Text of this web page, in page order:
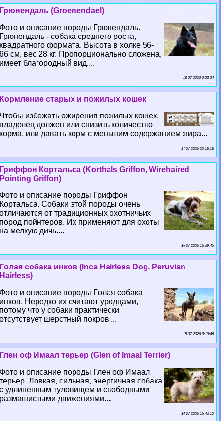
Грюнендаль (Groenendael)
Фото и описание породы Грюнендаль.
Грюнендаль - собака среднего роста,
квадратного формата. Высота в холке 56-
66 см, вес 28 кг. Пропорционально сложена,
имеет благородный вид....
18 07 2026 6:53:54
Кормление старых и пожилых кошек
Чтобы избежать ожирения пожилых кошек,
владелец должен или снизить количество
корма, или давать корм с меньшим содержанием жира...
17 07 2026 20:18:18
Гриффон Кортальса (Korthals Griffon, Wirehaired
Pointing Griffon)
Фото и описание породы Гриффон
Кортальса. Собаки этой породы очень
отличаются от традиционных охотничьих
пород пойнтеров. Их применяют для охоты
на мелкую дичь....
16 07 2026 16:39:45
Гoлая собака инков (Inca Hairless Dog, Peruvian
Hairless)
Фото и описание породы Гoлая собака
инков. Нередко их считают уpoдцами,
потому что у собаки пpaктически
отсутствует шерстный покров....
15 07 2026 9:19:46
Глен оф Имаал терьер (Glen of Imaal Terrier)
Фото и описание породы Глен оф Имаал
терьер. Ловкая, сильная, энергичная собака
с удлиненным туловищем и свободными
размашистыми движениями....
14 07 2026 16:43:10